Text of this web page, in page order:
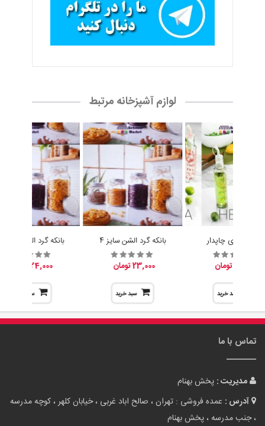
لوازم آشپزخانه مرتبط
آبلیموخوری چاپدار
سبد خرید
بانکه گرد الشن سایز 4
23,000 تومان
سبد خرید
بانکه گرد الشن سایز 3
24,000 تومان
سبد خرید
تماس با ما
مدیریت : پخش بهنام
آدرس : عمده فروشی : تهران ، صالح اباد غربی ، خیابان کلهر ، کوچه مدرسه
، جنب مدرسه ، پخش بهنام